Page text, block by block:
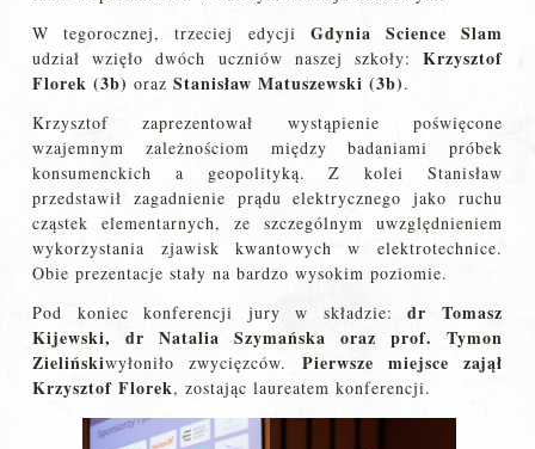
W tegorocznej, trzeciej edycji Gdynia Science Slam
udział wzięło dwóch uczniów naszej szkoły: Krzysztof
Florek (3b) orazStanisław Matuszewski (3b).
Krzysztof zaprezentował wystąpienie poświęcone
wzajemnym zależnościom między badaniami próbek
konsumenckich a geopolityką. Z kolei Stanisław
przedstawił zagadnienie prądu elektrycznego jako ruchu
cząstek elementarnych, ze szczególnym uwzględnieniem
wykorzystania zjawisk kwantowych w elektrotechnice.
Obie prezentacje stały na bardzo wysokim poziomie.
Pod koniec konferencji jury w składzie:dr Tomasz
Kijewski,dr Natalia Szymańska oraz prof. Tymon
Zielińskiwyłoniło zwycięzców. Pierwsze miejsce zajął
Krzysztof Florek, zostając laureatem konferencji.